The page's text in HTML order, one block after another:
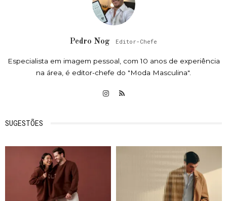
Pedro Nog Editor-Chefe
Especialista em imagem pessoal, com 10 anos de experiência
na área, é editor-chefe do "Moda Masculina".
SUGESTÕES